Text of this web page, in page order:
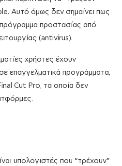
Αυτό όμως δεν σημαίνει πως
προστασίας από
(antivirus).
χρήστες έχουν
επαγγελματικά προγράμματα,
Cut Pro, τα οποία δεν
υπολογιστές που “τρέχουν”